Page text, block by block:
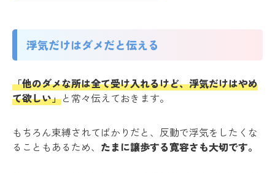
浮気だけはダメだと伝える
「他のダメな所は全て受け入れるけど、浮気だけはやめ
て欲しい」と常々伝えておきます。
もちろん束縛されてばかりだと、反動で浮気をしたくな
ることもあるため、 たまに譲歩する寛容さも大切です。